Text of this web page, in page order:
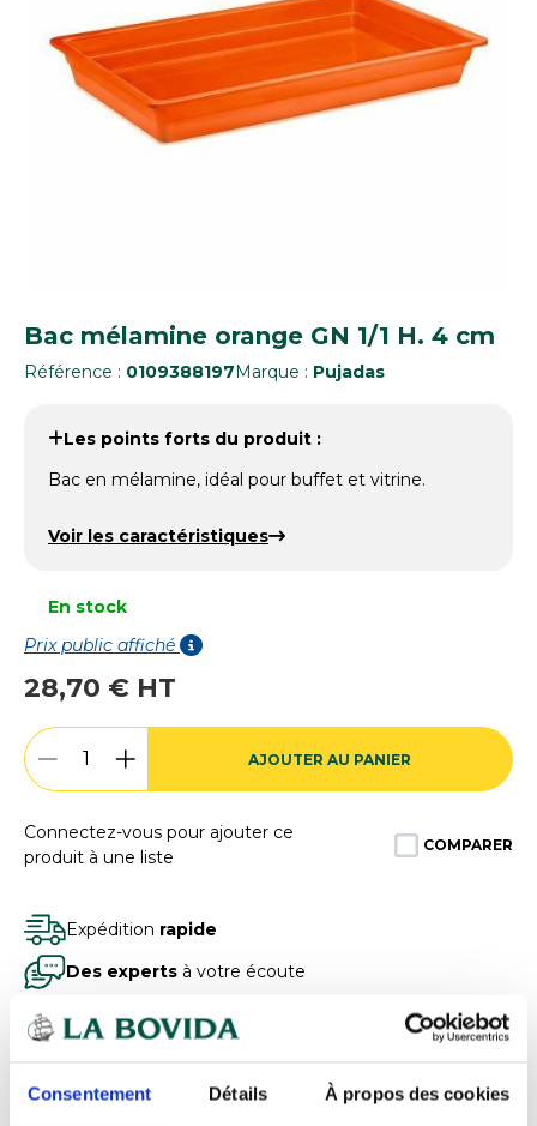
Consentement Détails À propos des cookies
Bac mélamine orange GN 1/1 H. 4 cm
Référence : 0109388197Marque : Pujadas
Les points forts du produit :
Bac en mélamine, idéal pour buffet et vitrine.
Voir les caractéristiques
En stock
Prix public affiché
28,70 € HT
AJOUTER AU PANIER
Connectez-vous pour ajouter ce
produit à une liste
COMPARER
Expédition rapide
Des experts à votre écoute
Paiement100% sécurisé